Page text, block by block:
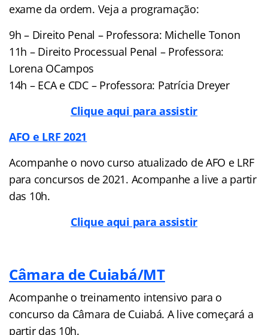
exame da ordem. Veja a programação:
9h – Direito Penal – Professora: Michelle Tonon
11h – Direito Processual Penal – Professora:
Lorena OCampos
14h – ECA e CDC – Professora: Patrícia Dreyer
Clique aqui para assistir
AFO e LRF 2021
Acompanhe o novo curso atualizado de AFO e LRF
para concursos de 2021. Acompanhe a live a partir
das 10h.
Clique aqui para assistir
Câmara de Cuiabá/MT
Acompanhe o treinamento intensivo para o
concurso da Câmara de Cuiabá. A live começará a
partir das 10h.